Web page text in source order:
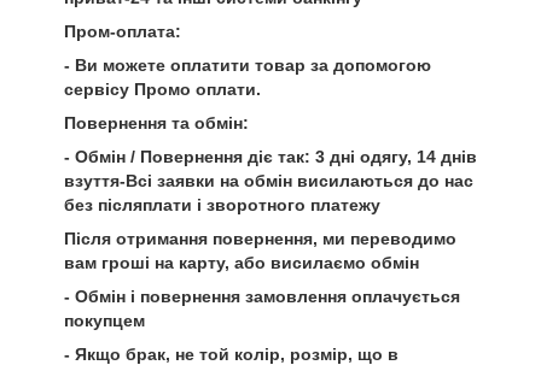
Пром-оплата:
- Ви можете оплатити товар за допомогою
сервісу Промо оплати.
Повернення та обмін:
- Обмін / Повернення діє так: 3 дні одягу, 14 днів
взуття-Всі заявки на обмін висилаються до нас
без післяплати і зворотного платежу
Після отримання повернення, ми переводимо
вам гроші на карту, або висилаємо обмін
- Обмін і повернення замовлення оплачується
покупцем
- Якщо брак, не той колір, розмір, що в